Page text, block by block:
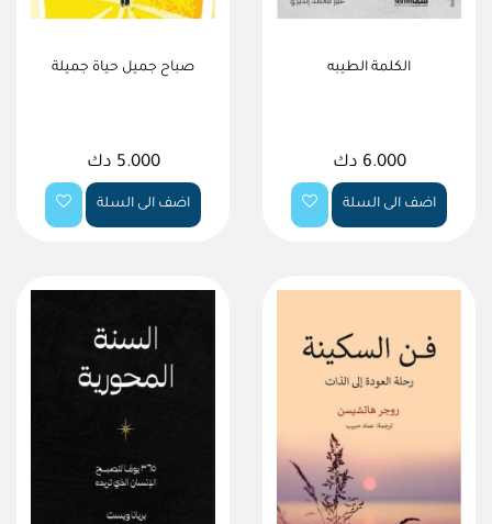
الكلمة الطيبه
6.000 دك
اضف الى السلة
صباح جميل حياة جميلة
5.000 دك
اضف الى السلة